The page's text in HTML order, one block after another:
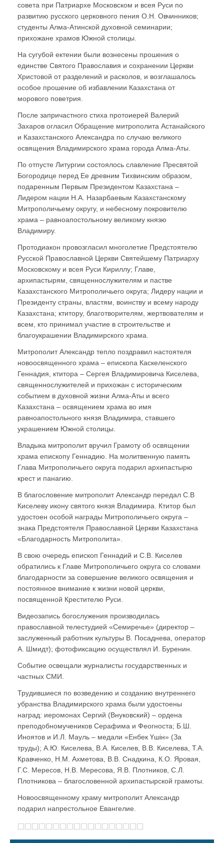
совета при Патриархе Московском и всея Руси по
развитию русского церковного пения О.Н. Овчинников;
студенты Алма-Атинской духовной семинарии;
прихожане храмов Южной столицы.
На сугубой ектении были вознесены прошения о
единстве Святого Православия и сохранении Церкви
Христовой от разделений и расколов, и возглашалось
особое прошение об избавлении Казахстана от
морового поветрия.
После запричастного стиха протоиерей Валерий
Захаров огласил Обращение митрополита Астанайского
и Казахстанского Александра по случаю великого
освящения Владимирского храма города Алма-Аты.
По отпусте Литургии состоялось славление Пресвятой
Богородице перед Ее древним Тихвинским образом,
подаренным Первым Президентом Казахстана –
Лидером нации Н.А. Назарбаевым Казахстанскому
Митрополичьему округу, и небесному покровителю
храма – равноапостольному великому князю
Владимиру.
Протодиакон провозгласил многолетие Предстоятелю
Русской Православной Церкви Святейшему Патриарху
Московскому и всея Руси Кириллу; Главе,
архипастырям, священнослужителям и пастве
Казахстанского Митрополичьего округа; Лидеру нации и
Президенту страны, властям, воинству и всему народу
Казахстана; ктитору, благотворителям, жертвователям и
всем, кто принимал участие в строительстве и
благоукрашении Владимирского храма.
Митрополит Александр тепло поздравил настоятеля
новоосвященного храма – епископа Каскеленского
Геннадия, ктитора – Сергея Владимировича Киселева,
священнослужителей и прихожан с историческим
событием в духовной жизни Алма-Аты и всего
Казахстана – освящением храма во имя
равноапостольного князя Владимира, ставшего
украшением Южной столицы.
Владыка митрополит вручил Грамоту об освящении
храма епископу Геннадию. На молитвенную память
Глава Митрополичьего округа подарил архипастырю
крест и панагию.
В благословение митрополит Александр передал С.В
Киселеву икону святого князя Владимира. Ктитор был
удостоен особой награды Митрополичьего округа –
знака Предстоятеля Православной Церкви Казахстана
«Благодарность Митрополита».
В свою очередь епископ Геннадий и С.В. Киселев
обратились к Главе Митрополичьего округа со словами
благодарности за совершение великого освящения и
постоянное внимание к жизни новой церкви,
посвященной Крестителю Руси.
Видеозапись богослужения производилась
православной телестудией «Семиречье» (директор –
заслуженный работник культуры В. Посаднева, оператор
А. Шмидт); фотофиксацию осуществлял И. Буренин.
Событие освещали журналисты государственных и
частных СМИ.
Трудившиеся по возведению и созданию внутреннего
убранства Владимирского храма были удостоены
наград: иеромонах Сергий (Внуковский) – ордена
преподобномучеников Серафима и Феогноста; Б.Ш.
Иноятов и И.Л. Мауль – медали «Енбек Үшiн» (За
труды); А.Ю. Киселева, В.А. Киселев, В.В. Киселева, Т.А.
Кравченко, Н.М. Ахметова, В.В. Снадкина, К.О. Яровая,
Г.С. Мересов, Н.В. Мересова, Я.В. Плотников, С.Л.
Плотникова – благословенной архипастырской грамоты.
Новоосвященному храму митрополит Александр
подарил напрестольное Евангелие.